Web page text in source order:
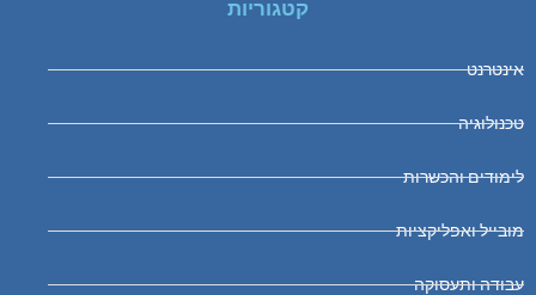
קטגוריות
אינטרנט
טכנולוגיה
לימודים והכשרות
מובייל ואפליקציות
עבודה ותעסוקה